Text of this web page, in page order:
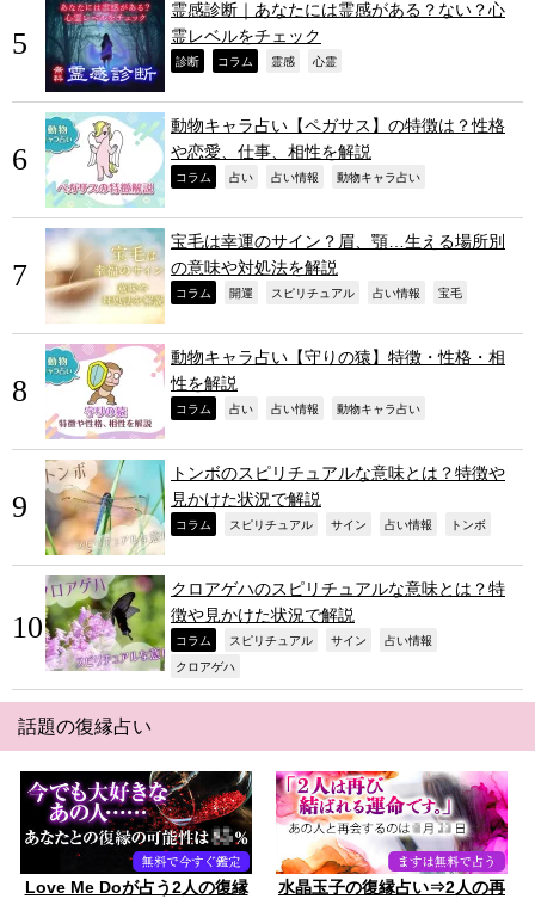
霊感診断｜あなたには霊感がある？ない？心
霊レベルをチェック
診断 コラム 霊感 心霊
動物キャラ占い【ペガサス】の特徴は？性格
や恋愛、仕事、相性を解説
コラム 占い 占い情報 動物キャラ占い
宝毛は幸運のサイン？眉、顎…生える場所別
の意味や対処法を解説
コラム 開運 スピリチュアル 占い情報 宝毛
動物キャラ占い【守りの猿】特徴・性格・相
性を解説
コラム 占い 占い情報 動物キャラ占い
トンボのスピリチュアルな意味とは？特徴や
見かけた状況で解説
コラム スピリチュアル サイン 占い情報 トンボ
クロアゲハのスピリチュアルな意味とは？特
徴や見かけた状況で解説
コラム スピリチュアル サイン 占い情報
クロアゲハ
話題の復縁占い
Love Me Doが占う2人の復縁
水晶玉子の復縁占い⇒2人の再